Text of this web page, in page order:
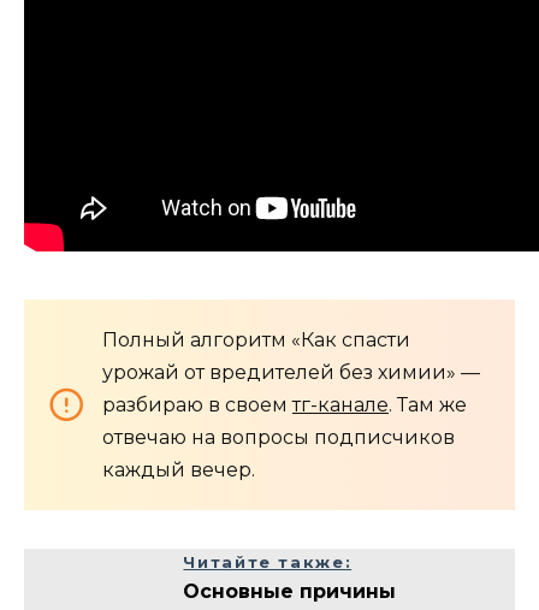
Полный алгоритм «Как спасти
урожай от вредителей без химии» —
разбираю в своемтг-канале. Там же
отвечаю на вопросы подписчиков
каждый вечер.
Читайте также:
Основные причины